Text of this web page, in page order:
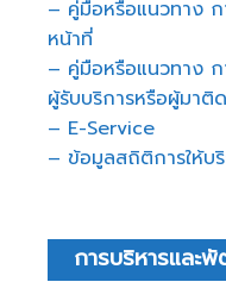
– คู่มือหรือแนวทาง
หน้าที่
– คู่มือหรือแนวทาง ก
ผู้รับบริการหรือผู้มาติ
– E-Service
– ข้อมูลสถิติการให้บ
การบริหารและ